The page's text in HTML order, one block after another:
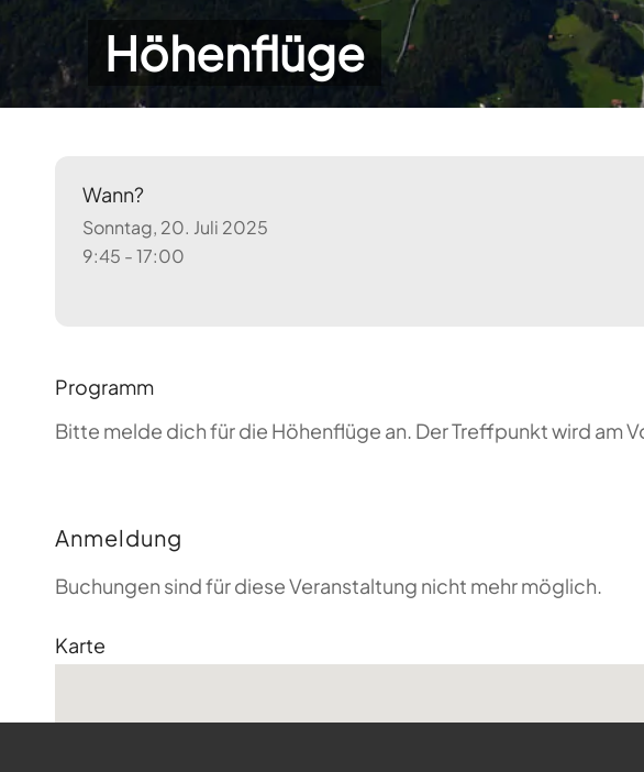
Höhenflüge
Wann?
Sonntag, 20. Juli 2025
9:45 - 17:00
Programm
Bitte melde dich für die Höhenflüge an. Der Treffpunkt wird am
Anmeldung
Buchungen sind für diese Veranstaltung nicht mehr möglich.
Karte